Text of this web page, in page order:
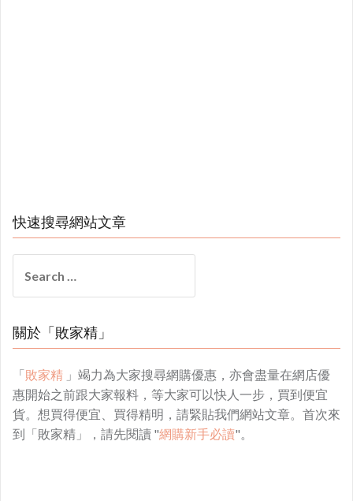
快速搜尋網站文章
for:
關於「敗家精」
「敗家精 」竭力為大家搜尋網購優惠，亦會盡量在網店優
惠開始之前跟大家報料，等大家可以快人一步，買到便宜
貨。想買得便宜、買得精明，請緊貼我們網站文章。首次來
到「敗家精」，請先閱讀 "網購新手必讀"。